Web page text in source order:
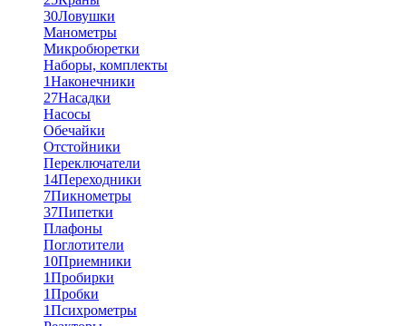
30Ловушки
Манометры
Микробюретки
Наборы, комплекты
1Наконечники
27Насадки
Насосы
Обечайки
Отстойники
Переключатели
14Переходники
7Пикнометры
37Пипетки
Плафоны
Поглотители
10Приемники
1Пробирки
1Пробки
1Психрометры